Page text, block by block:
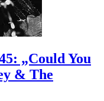
„Could You
& The